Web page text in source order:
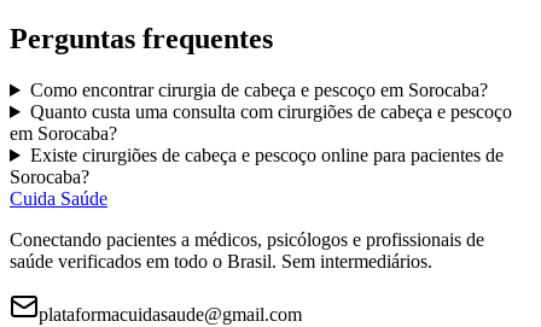
Perguntas frequentes
Como encontrarcirurgia de cabeça e pescoçoem Sorocaba?
Quanto custa uma consulta com cirurgiões de cabeça e pescoço
em Sorocaba?
Existe cirurgiões de cabeça e pescoçoonline para pacientes de
Sorocaba?
Cuida Saúde
Conectando pacientes a médicos, psicólogos e profissionais de
saúde verificados em todo o Brasil. Sem intermediários.
plataformacuidasaude@gmail.com